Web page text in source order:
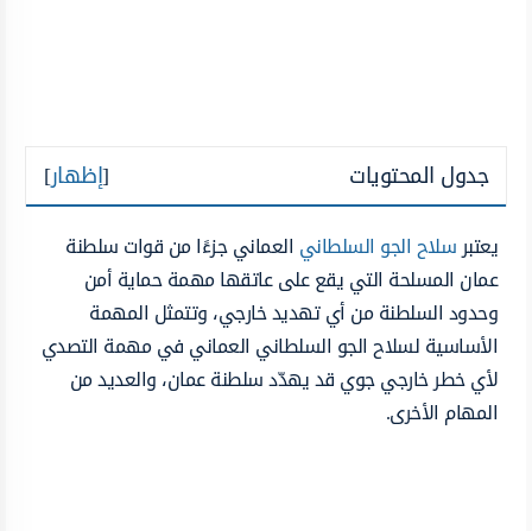
جدول المحتويات [إظهار]
يعتبرسلاح الجو السلطاني العماني جزءًا من قوات سلطنة
عمان المسلحة التي يقع على عاتقها مهمة حماية أمن
وحدود السلطنة من أي تهديد خارجي، وتتمثل المهمة
الأساسية لسلاح الجو السلطاني العماني في مهمة التصدي
لأي خطر خارجي جوي قد يهدّد سلطنة عمان، والعديد من
المهام الأخرى.